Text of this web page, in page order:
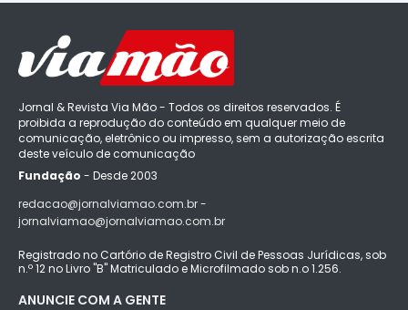
Jornal & Revista Via Mão - Todos os direitos reservados. É
proibida a reprodução do conteúdo em qualquer meio de
comunicação, eletrônico ou impresso, sem a autorização escrita
deste veículo de comunicação
Fundação - Desde 2003
redacao@jornalviamao.com.br -
jornalviamao@jornalviamao.com.br
Registrado no Cartório de Registro Civil de Pessoas Jurídicas, sob
n.º 12 no Livro "B" Matriculado e Microfilmado sob n.o 1.256.
ANUNCIE COM A GENTE